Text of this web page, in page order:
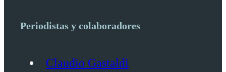
Periodistas y colaboradores
Claudio Gastaldi